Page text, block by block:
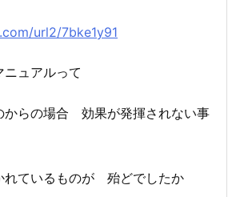
url2/7bke1y91
ュアルって
らの場合 効果が発揮されない事
ているものが 殆どでしたか